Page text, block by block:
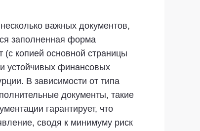
важных документов,
заполненная форма
копией основной страницы
устойчивых финансовых
В зависимости от типа
документы, такие
гарантирует, что
сводя к минимуму риск